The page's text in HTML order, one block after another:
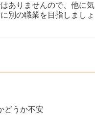
ありませんので、他に気
別の職業を目指しましょ
どうか不安